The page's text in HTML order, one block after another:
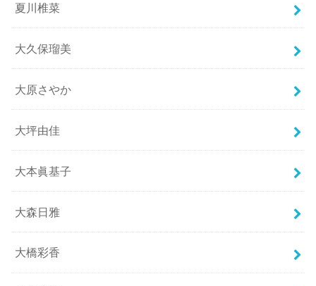
夏川椎菜
大久保瑠美
大原さやか
大坪由佳
大本眞基子
大森日雅
大橋彩香